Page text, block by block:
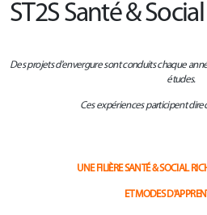
ST2S Santé & Social
Des projets d'envergure sont conduits chaque
études.
Ces expériences participent
UNE FILIÈRE SANTÉ & SOCIAL
ET MODES